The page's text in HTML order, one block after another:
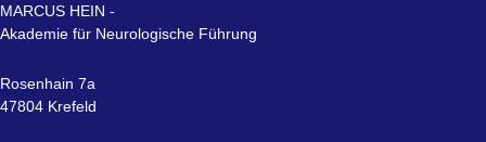
MARCUS HEIN -
Akademie für Neurologische Führung
Rosenhain 7a
47804 Krefeld